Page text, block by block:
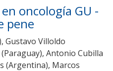
oncología GU -
pene
Gustavo Villoldo
Antonio Cubilla
(Argentina), Marcos